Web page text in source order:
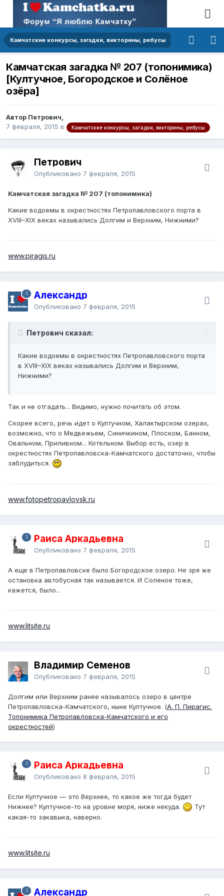
Камчатские конкурсы, загадки, викторины, ребусы
Камчатская загадка № 207 (топонимика)
[Култучное, Богородское и Солёное
озёра]
Автор Петрович,
7 февраля, 2015 в Камчатские конкурсы, загадки, викторины, ребусы
Петрович
Опубликовано 7 февраля, 2015
Камчатская загадка № 207 (топонимика)
Какие водоемы в окрестностях Петропавловского порта в
XVIII–XIX веках назывались Долгим и Верхним, Нижними?
www.piragis.ru
Александр
Опубликовано 7 февраля, 2015
Петрович сказал:
Какие водоемы в окрестностях Петропавловского порта
в XVIII–XIX веках назывались Долгим и Верхним,
Нижними?
Так и не отгадать... Видимо, нужно почитать об этом.
Скорее всего, речь идет о Култучном, Халактырском озерах,
возможно, что о Медвежьем, Синичкином, Плоском, Банном,
Овальном, Приливном... Котельном. Выбор есть, озер в
окрестностях Петропавловска-Камчатского достаточно, чтобы
заблудиться.
www.fotopetropavlovsk.ru
Раиса Аркадьевна
Опубликовано 7 февраля, 2015
А еще в Петропавловске было Богородское озеро. Не зря же
остановка автобусная так называется. И Соленое тоже,
кажется, было...
www.litsite.ru
Владимир Семенов
Опубликовано 7 февраля, 2015
Долгим или Верхним ранее называлось озеро в центре
Петропавловска-Камчатского, ныне Култучное. (А. П. Пирагис.
Топонимика Петропавловска-Камчатского и его
окрестностей)
Раиса Аркадьевна
Опубликовано 8 февраля, 2015
Если Култучное — это Верхнее, то какое же тогда будет
Нижнее? Култучное-то на уровне моря, ниже некуда.
Тут
какая-то закавыка, наверно.
www.litsite.ru
Александр